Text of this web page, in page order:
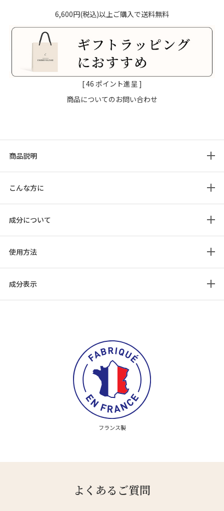
6,600円(税込)以上ご購入で送料無料
[46 ポイント進呈 ]
商品についてのお問い合わせ
商品説明
こんな方に
成分について
使用方法
成分表示
フランス製
よくあるご質問